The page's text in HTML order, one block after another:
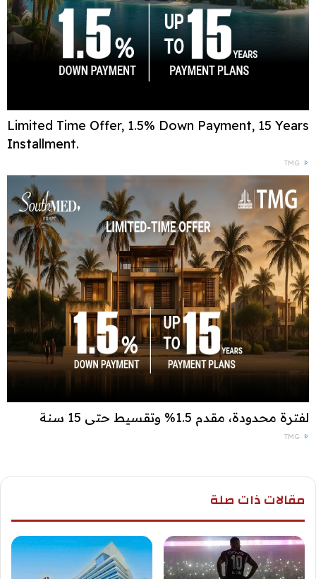
Limited Time Offer, 1.5% Down Payment, 15 Years
Installment.
TMG
لفترة محدودة، مقدم 1.5% وتقسيط حتى 15 سنة
TMG
مقالات ذات صلة